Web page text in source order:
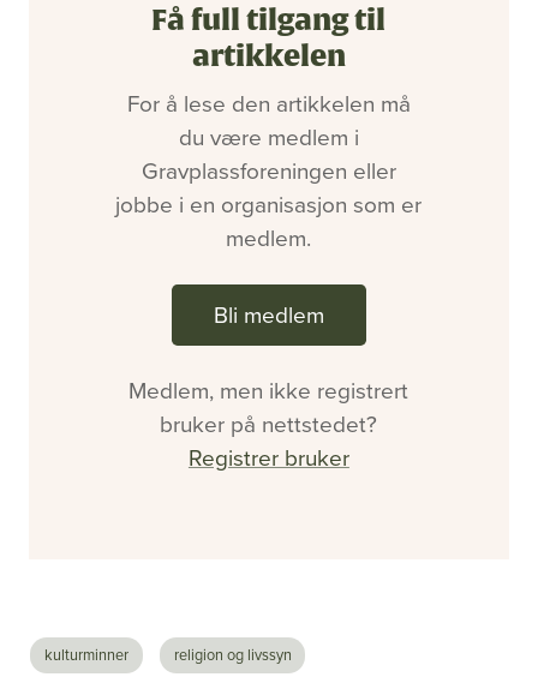
Få full tilgang til
artikkelen
For å lese den artikkelen må
du være medlem i
Gravplassforeningen eller
jobbe i en organisasjon som er
medlem.
Bli medlem
Medlem, men ikke registrert
bruker på nettstedet?
Registrer bruker
kulturminner religion og livssyn